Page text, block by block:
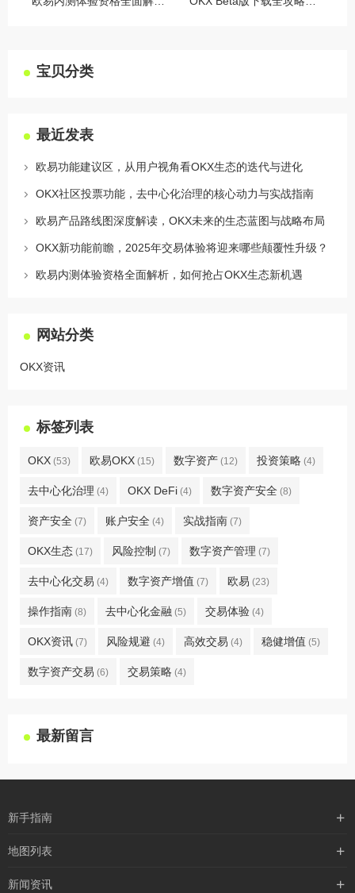
宝贝分类
最近发表
欧易功能建议区，从用户视角看OKX生态的迭代与进化
OKX社区投票功能，去中心化治理的核心动力与实战指南
欧易产品路线图深度解读，OKX未来的生态蓝图与战略布局
OKX新功能前瞻，2025年交易体验将迎来哪些颠覆性升级？
欧易内测体验资格全面解析，如何抢占OKX生态新机遇
网站分类
OKX资讯
标签列表
OKX (53) 欧易OKX (15) 数字资产 (12) 投资策略 (4)
去中心化治理 (4) OKX DeFi (4) 数字资产安全 (8)
资产安全 (7) 账户安全 (4) 实战指南 (7)
OKX生态 (17) 风险控制 (7) 数字资产管理 (7)
去中心化交易 (4) 数字资产增值 (7) 欧易 (23)
操作指南 (8) 去中心化金融 (5) 交易体验 (4)
OKX资讯 (7) 风险规避 (4) 高效交易 (4) 稳健增值 (5)
数字资产交易 (6) 交易策略 (4)
最新留言
新手指南
购买流程
地图列表
最新文章
新闻资讯